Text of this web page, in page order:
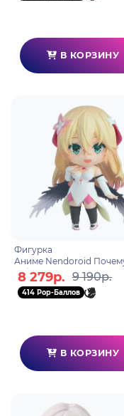
В КОРЗИНУ
Фигурка
Аниме Nendoroid
забыли мой мир? Rinne
4580416927796
8 279р. 9 190р.
414 Pop-Баллов
В КОРЗИНУ